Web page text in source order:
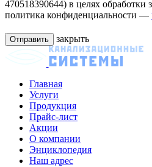
470518390644) в целях обработки
политика конфиденциальности —
закрыть
Главная
Услуги
Продукция
Прайс-лист
Акции
О компании
Энциклопедия
Наш адрес